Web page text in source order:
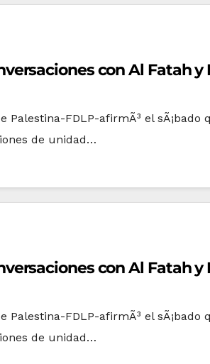
con Al Fatah
Palestina-FDLP-afirmÃ³ el
de unidad…
con Al Fatah
Palestina-FDLP-afirmÃ³ el
de unidad…